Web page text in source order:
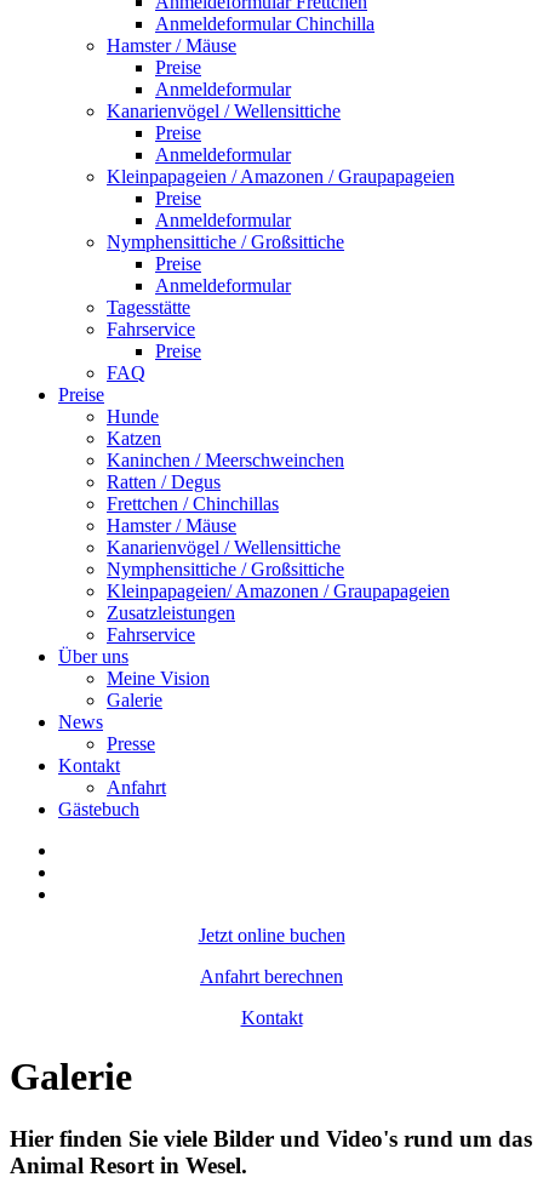
Anmeldeformular Chinchilla
Hamster / Mäuse
Preise
Anmeldeformular
Kanarienvögel / Wellensittiche
Preise
Anmeldeformular
Kleinpapageien / Amazonen / Graupapageien
Preise
Anmeldeformular
Nymphensittiche / Großsittiche
Preise
Anmeldeformular
Tagesstätte
Fahrservice
Preise
FAQ
Preise
Hunde
Katzen
Kaninchen / Meerschweinchen
Ratten / Degus
Frettchen / Chinchillas
Hamster / Mäuse
Kanarienvögel / Wellensittiche
Nymphensittiche / Großsittiche
Kleinpapageien/ Amazonen / Graupapageien
Zusatzleistungen
Fahrservice
Über uns
Meine Vision
Galerie
News
Presse
Kontakt
Anfahrt
Gästebuch
Jetzt online buchen
Anfahrt berechnen
Kontakt
Galerie
Hier finden Sie viele Bilder und Video's rund um das
Animal Resort in Wesel.